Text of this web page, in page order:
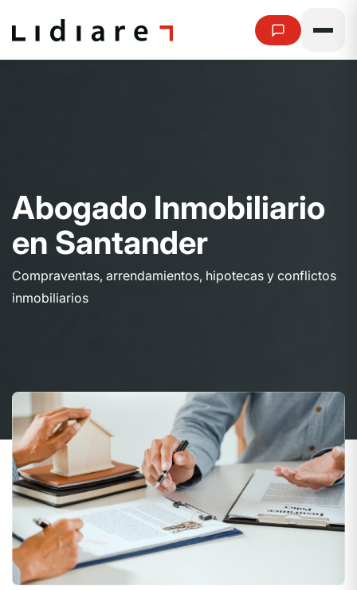
Abogado Inmobiliario
en Santander
Compraventas, arrendamientos, hipotecas y conflictos
inmobiliarios